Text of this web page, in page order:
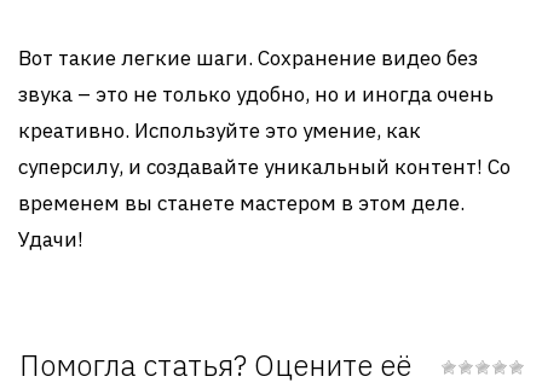
Вот такие легкие шаги. Сохранение видео без
звука – это не только удобно, но и иногда очень
креативно. Используйте это умение, как
суперсилу, и создавайте уникальный контент! Со
временем вы станете мастером в этом деле.
Удачи!
Помогла статья? Оцените её